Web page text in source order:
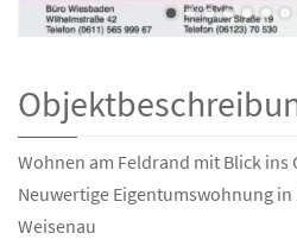
Wohnen am Feldrand mit Blick ins
Neuwertige Eigentumswohnung in
Weisenau